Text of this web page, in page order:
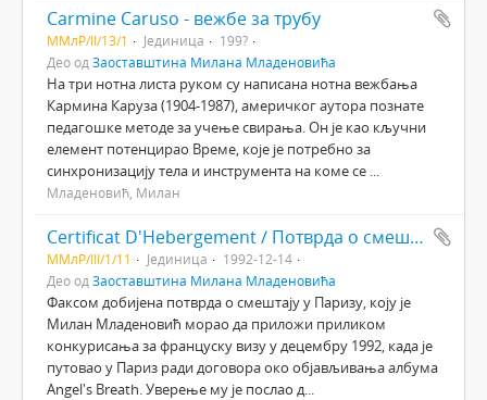
Carmine Caruso - вежбе за трубу
ММлР/II/13/1 Јединица
199?
Део од Заоставштина Милана Младеновића
На три нотна листа руком су написана нотна вежбања
Кармина Каруза (1904-1987), америчког аутора познате
педагошке методе за учење свирања. Он је као кључни
елемент потенцирао Време, које је потребно за
синхронизацију тела и инструмента на коме се ...
Младеновић, Милан
Certificat D'Hebergement / Потврда о смештају у Паризу
ММлР/III/1/11 Јединица
1992-12-14
Део од Заоставштина Милана Младеновића
Факсом добијена потврда о смештају у Паризу, коју је
Милан Младеновић морао да приложи приликом
конкурисања за француску визу у децембру 1992, када је
путовао у Париз ради договора око објављивања албума
Angel's Breath. Уверење му је послао д...